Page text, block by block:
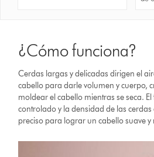
¿Cómo funciona?
Cerdas largas y delicadas dirigen el
cabello para darle volumen y cuerpo,
moldear el cabello mientras se seca.
controlado y la densidad de las cerdas
preciso para lograr un cabello suave y